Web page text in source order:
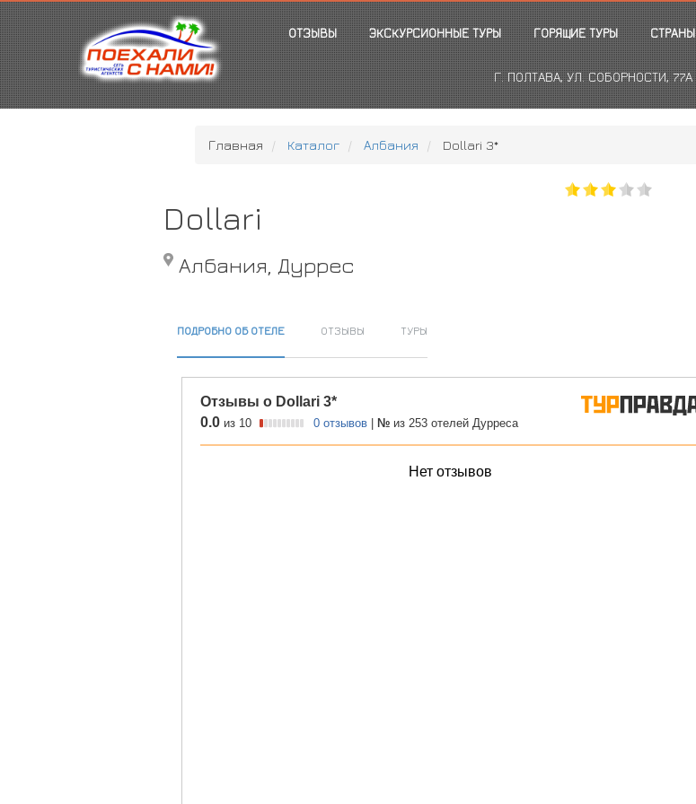
ОТЗЫВЫ ЭКСКУРСИОННЫЕ ТУРЫ ГОРЯЩИЕ ТУРЫ СТРАНЫ
Г. ПОЛТАВА, УЛ. СОБОРНОСТИ, 77А
Главная Каталог Албания Dollari 3*
Dollari
Албания, Дуррес
ПОДРОБНО ОБ ОТЕЛЕ ОТЗЫВЫ ТУРЫ